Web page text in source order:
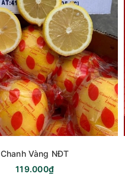
Chanh Vàng NĐT
119.000₫